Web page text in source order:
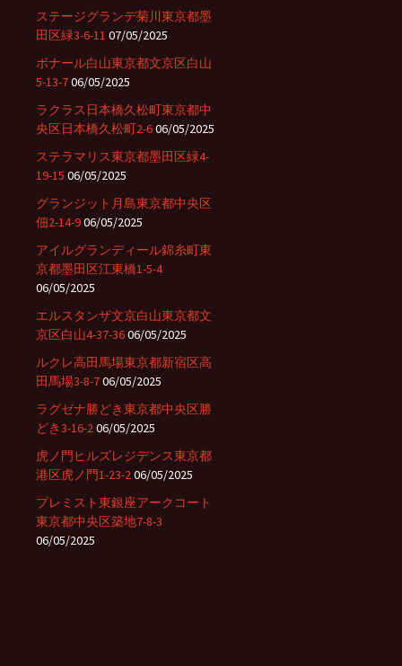
ステージグランデ菊川東京都墨
田区緑3-6-11 07/05/2025
ボナール白山東京都文京区白山
5-13-706/05/2025
ラクラス日本橋久松町東京都中
央区日本橋久松町2-606/05/2025
ステラマリス東京都墨田区緑4-
19-15 06/05/2025
グランジット月島東京都中央区
佃2-14-906/05/2025
アイルグランディール錦糸町東
京都墨田区江東橋1-5-4
06/05/2025
エルスタンザ文京白山東京都文
京区白山4-37-3606/05/2025
ルクレ高田馬場東京都新宿区高
田馬場3-8-706/05/2025
ラグゼナ勝どき東京都中央区勝
どき3-16-206/05/2025
虎ノ門ヒルズレジデンス東京都
港区虎ノ門1-23-206/05/2025
プレミスト東銀座アークコート
東京都中央区築地7-8-3
06/05/2025